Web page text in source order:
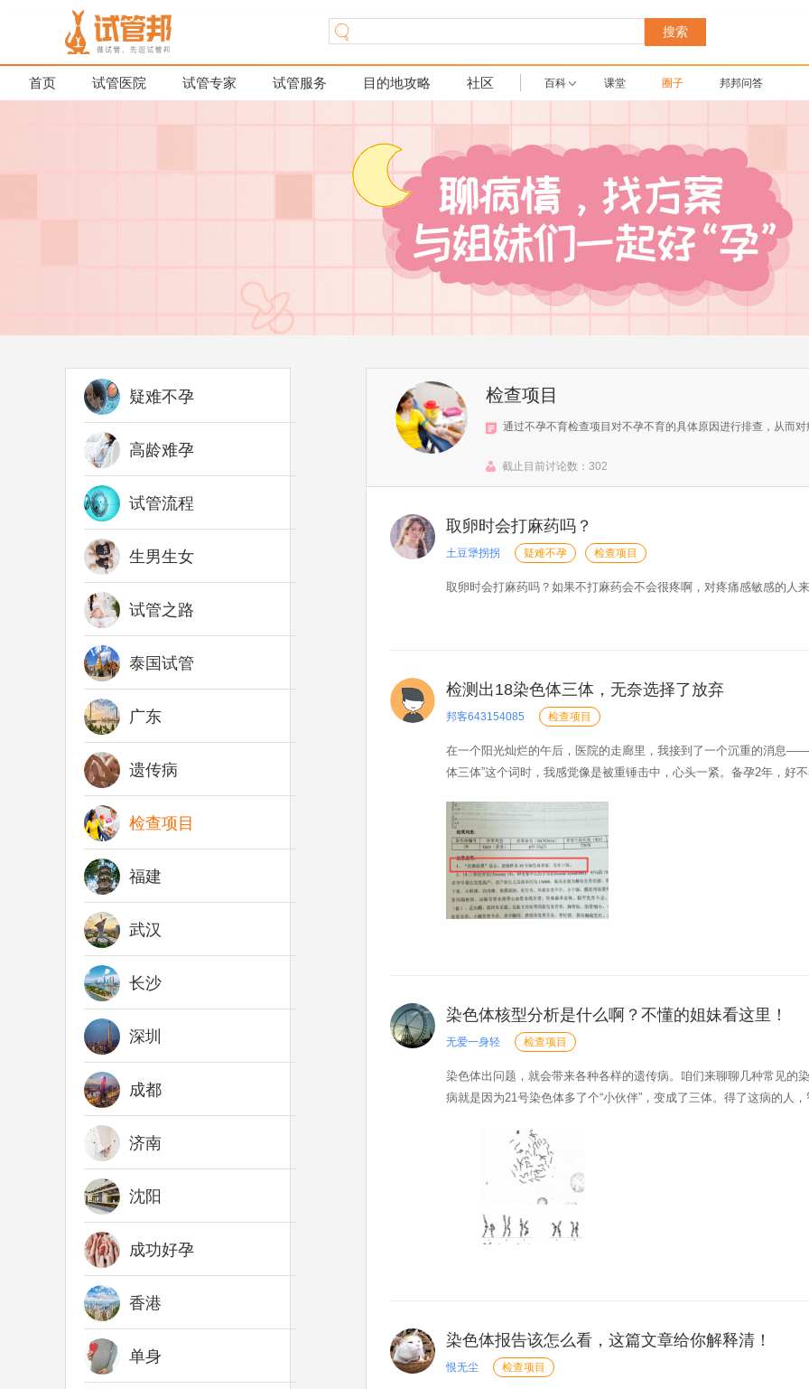
搜索
首页 试管医院 试管专家 试管服务 目的地攻略 社区 百科 课堂 圈子 邦邦问答
疑难不孕
高龄难孕
试管流程
生男生女
试管之路
泰国试管
广东
遗传病
检查项目
福建
武汉
长沙
深圳
成都
济南
沈阳
成功好孕
香港
单身
检查项目
通过不孕不育检查项目对不孕不育的具体原因进行排查，从而对
截止目前讨论数： 302
取卵时会打麻药吗？
土豆犟拐拐 疑难不孕 检查项目
取卵时会打麻药吗？如果不打麻药会不会很疼啊，对疼痛感敏感的人
检测出18染色体三体，无奈选择了放弃
邦客643154085 检查项目
在一个阳光灿烂的午后，医院的走廊里，我接到了一个沉重的消息
体三体”这个词时，我感觉像是被重锤击中，心头一紧。备孕2年，好
等待检查结果都像是在火上烤，心里七上八下的。医生给...
染色体核型分析是什么啊？不懂的姐妹看这里！
无爱一身轻 检查项目
染色体出问题，就会带来各种各样的遗传病。咱们来聊聊几种常见的
病就是因为21号染色体多了个“小伙伴”，变成了三体。得了这病的人
可能都有畸形，生长也会受限。还有克里格勒综合征...
染色体报告该怎么看，这篇文章给你解释清！
恨无尘 检查项目